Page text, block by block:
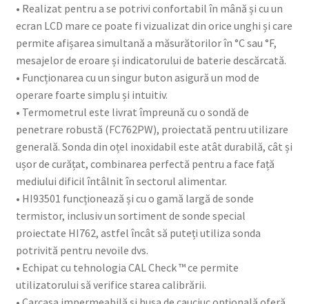
• Realizat pentru a se potrivi confortabil în mână și cu un
ecran LCD mare ce poate fi vizualizat din orice unghi și care
permite afișarea simultană a măsurătorilor în °C sau °F,
mesajelor de eroare și indicatorului de baterie descărcată.
• Funcționarea cu un singur buton asigură un mod de
operare foarte simplu și intuitiv.
• Termometrul este livrat împreună cu o sondă de
penetrare robustă (FC762PW), proiectată pentru utilizare
generală. Sonda din oțel inoxidabil este atât durabilă, cât și
ușor de curățat, combinarea perfectă pentru a face față
mediului dificil întâlnit în sectorul alimentar.
• HI93501 funcționează și cu o gamă largă de sonde
termistor, inclusiv un sortiment de sonde special
proiectate HI762, astfel încât să puteți utiliza sonda
potrivită pentru nevoile dvs.
• Echipat cu tehnologia CAL Check ™ ce permite
utilizatorului să verifice starea calibrării.